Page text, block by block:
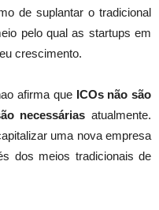
de suplantar o tradicional
pelo qual as startups em
crescimento.
afirma que ICOs não são
necessárias atualmente.
uma nova empresa
dos meios tradicionais de